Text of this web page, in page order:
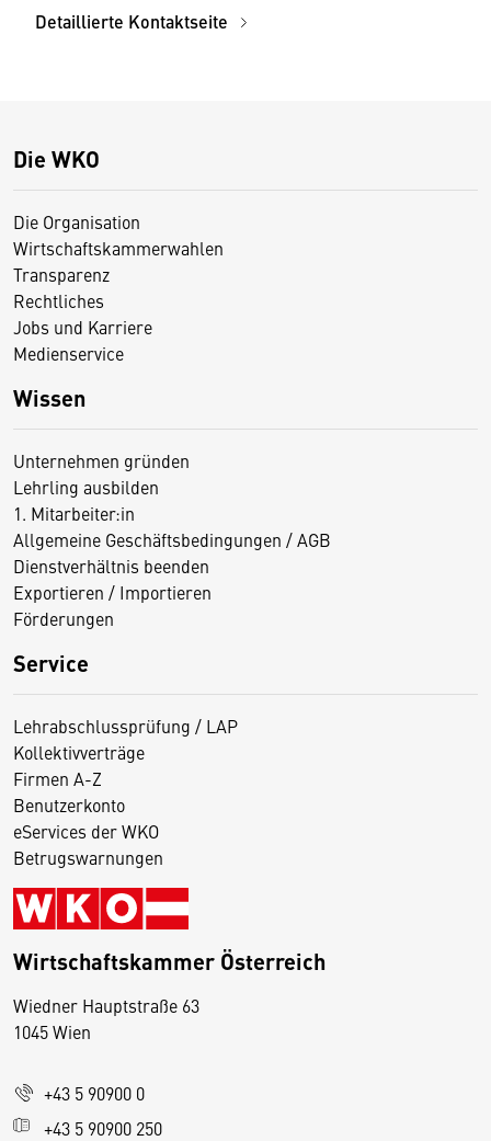
Detaillierte Kontaktseite
Die WKO
Die Organisation
Wirtschaftskammerwahlen
Transparenz
Rechtliches
Jobs und Karriere
Medienservice
Wissen
Unternehmen gründen
Lehrling ausbilden
1. Mitarbeiter:in
Allgemeine Geschäftsbedingungen / AGB
Dienstverhältnis beenden
Exportieren / Importieren
Förderungen
Service
Lehrabschlussprüfung / LAP
Kollektivverträge
Firmen A-Z
Benutzerkonto
eServices der WKO
Betrugswarnungen
Wirtschaftskammer Österreich
Wiedner Hauptstraße 63
1045 Wien
+43 5 90900 0
+43 5 90900 250
D
s
e